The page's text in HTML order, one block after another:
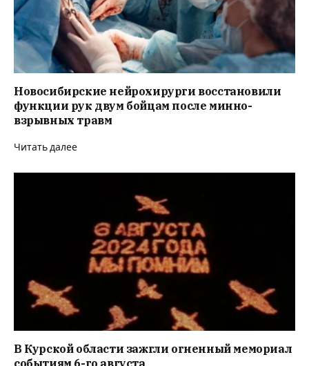
Новосибирские нейрохирурги восстановили
функции рук двум бойцам после минно-
взрывных травм
Читать далее
В Курской области зажгли огненный мемориал
событиям 6-го августа